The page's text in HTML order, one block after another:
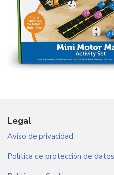
Legal
Aviso de privacidad
Política de protección de datos